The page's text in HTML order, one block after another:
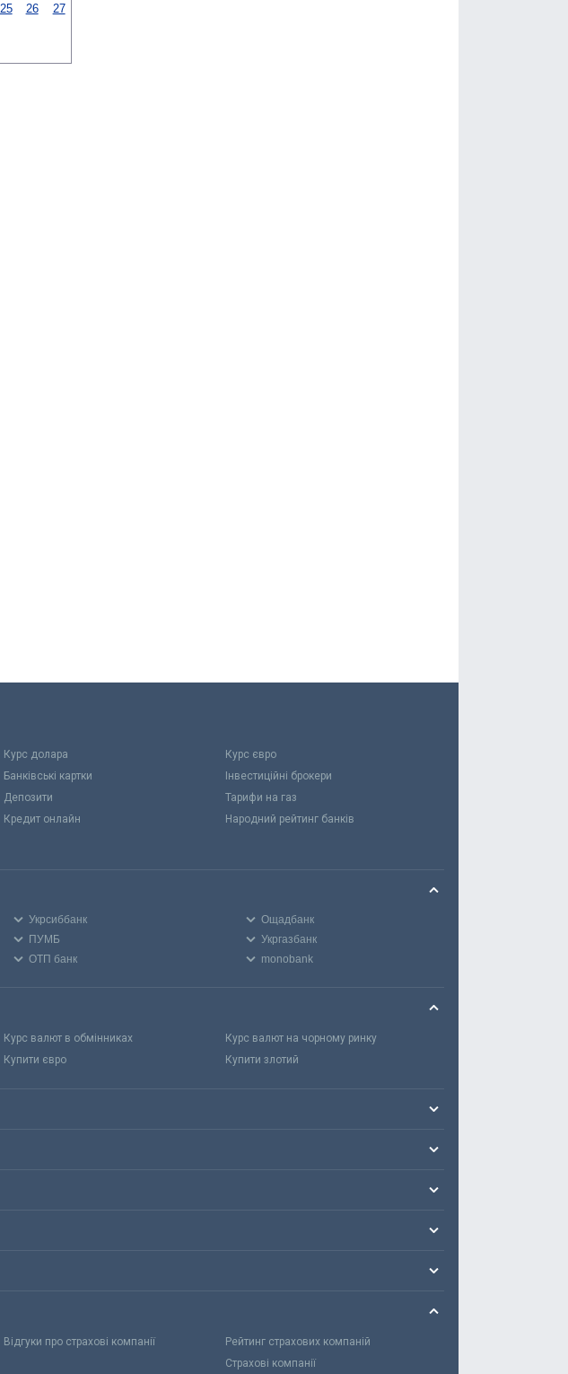
25 26
27
Курс долара
Курс євро
Банківські картки
Інвестиційні брокери
Депозити
Тарифи на газ
Кредит онлайн
Народний рейтинг банків
Укрсиббанк
Ощадбанк
ПУМБ
Укргазбанк
ОТП банк monobank
Курс валют в обмінниках
Курс валют на чорному ринку
Купити євро Купити злотий
Відгуки про страхові компанії
Рейтинг страхових компаній
Страхові компанії